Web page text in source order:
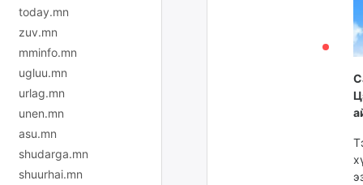
today.mn
zuv.mn
mminfo.mn
ugluu.mn
urlag.mn
unen.mn
asu.mn
shudarga.mn
shuurhai.mn